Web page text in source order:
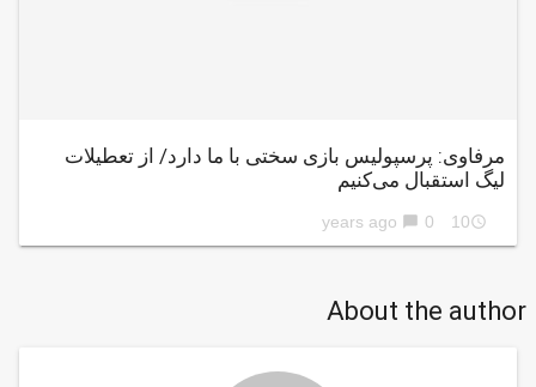
مرفاوی: پرسپولیس بازی سختی با ما دارد/ از تعطیلات
لیگ استقبال می‌کنیم
access_time
10 years ago
chat_bubble 0
About the author